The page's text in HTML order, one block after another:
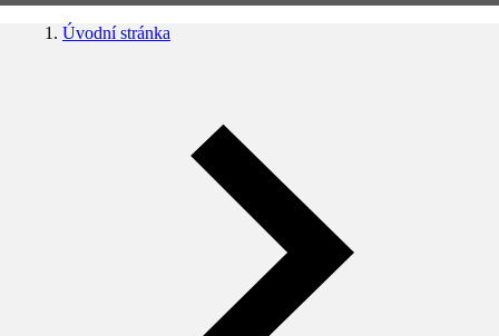
Úvodní stránka